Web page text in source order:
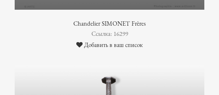
Chandelier SIMONET Frères
Ссылка: 16299
Добавить в ваш список